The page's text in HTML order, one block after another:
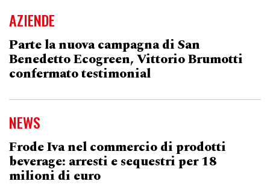
AZIENDE
Parte la nuova campagna di San
Benedetto Ecogreen, Vittorio Brumotti
confermato testimonial
NEWS
Frode Iva nel commercio di prodotti
beverage: arresti e sequestri per 18
milioni di euro